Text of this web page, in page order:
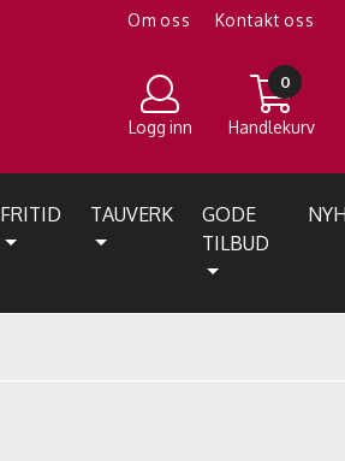
Om oss Kontakt oss
Logg inn
0
Handlekurv
FRITID TAUVERK
GODE
TILBUD